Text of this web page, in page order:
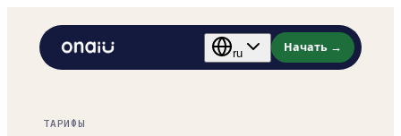
ru Начать →
ТАРИФЫ